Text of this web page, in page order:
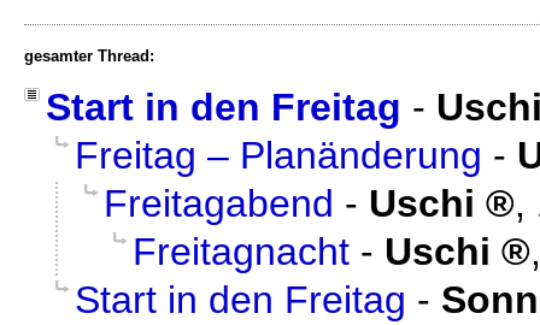
gesamter Thread:
Start in den Freitag -
Freitag – Planänderung -
Freitagabend - Uschi ,
Freitagnacht - Uschi
Start in den Freitag -